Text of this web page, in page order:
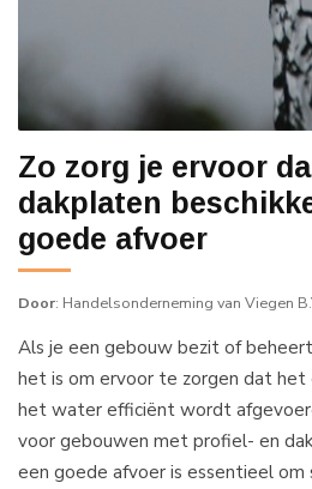
Zo zorg je ervoor
dakplaten
goede afvoer
Door: Handelsonderneming van Viegen
Als je een gebouw bezit of
het is om ervoor te zorgen dat
het water efficiënt wordt
voor gebouwen met profiel- en
een goede afvoer is essentieel